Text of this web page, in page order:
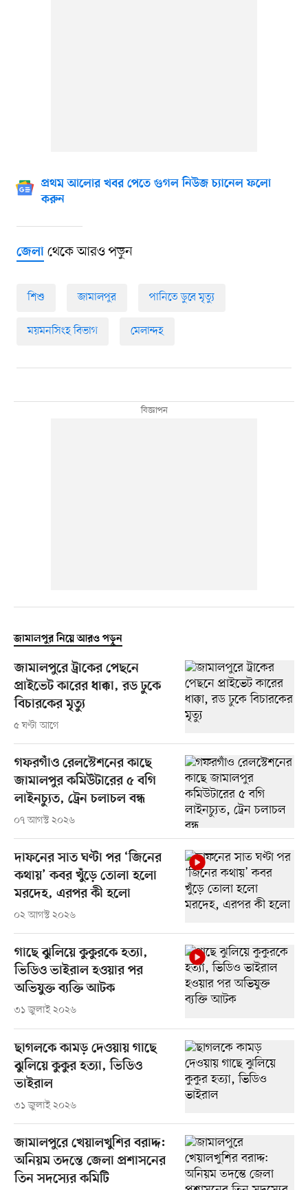
প্রথম আলোর খবর পেতে গুগল নিউজ চ্যানেল ফলো
করুন
জেলাথেকে আরও পড়ুন
শিশু জামালপুর পানিতে ডুবে মৃত্যু
ময়মনসিংহ বিভাগ মেলান্দহ
জামালপুর নিয়ে আরও পড়ুন
জামালপুরে ট্রাকের পেছনে
প্রাইভেট কারের ধাক্কা, রড ঢুকে
বিচারকের মৃত্যু
৫ ঘণ্টা আগে
গফরগাঁও রেলস্টেশনের কাছে
জামালপুর কমিউটারের ৫ বগি
লাইনচ্যুত, ট্রেন চলাচল বন্ধ
০৭ আগস্ট ২০২৬
দাফনের সাত ঘণ্টা পর ‘জিনের
কথায়’ কবর খুঁড়ে তোলা হলো
মরদেহ, এরপর কী হলো
০২ আগস্ট ২০২৬
গাছে ঝুলিয়ে কুকুরকে হত্যা,
ভিডিও ভাইরাল হওয়ার পর
অভিযুক্ত ব্যক্তি আটক
৩১ জুলাই ২০২৬
ছাগলকে কামড় দেওয়ায় গাছে
ঝুলিয়ে কুকুর হত্যা, ভিডিও
ভাইরাল
৩১ জুলাই ২০২৬
জামালপুরে খেয়ালখুশির বরাদ্দ:
অনিয়ম তদন্তে জেলা প্রশাসনের
তিন সদস্যের কমিটি